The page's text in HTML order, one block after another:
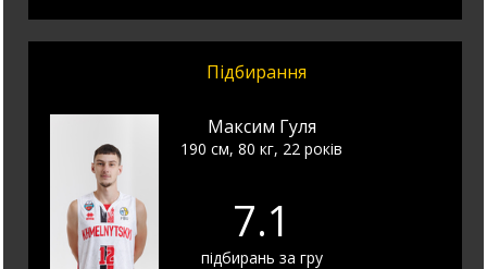
Підбирання
Максим Гуля
190 см, 80 кг, 22 років
7.1
підбирань за гру